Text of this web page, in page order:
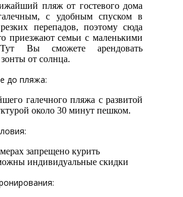
пляж от гостевого дома
с удобным спуском в
перепадов, поэтому сюда
приезжают семьи с маленькими
Вы сможете арендовать
от солнца.
до пляжа:
галечного пляжа с развитой
около 30 минут пешком.
запрещено курить
индивидуальные скидки